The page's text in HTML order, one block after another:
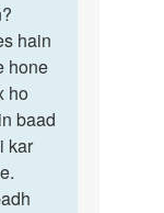
hain
hone
ho
baad
kar